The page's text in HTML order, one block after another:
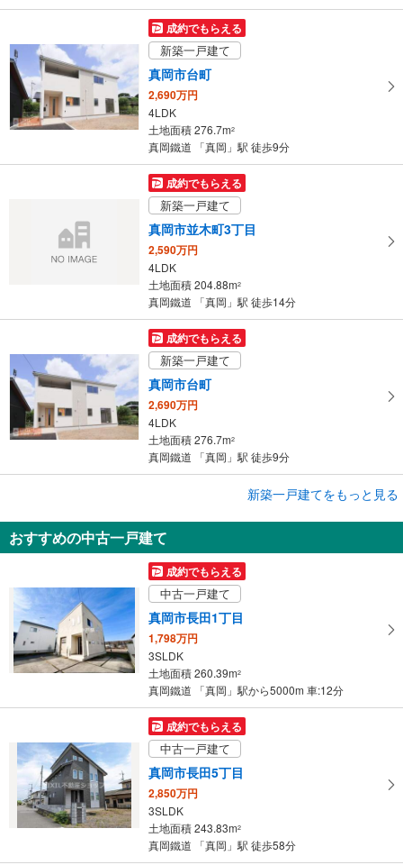
イ
ペ
ー
に
存
成約でもらえる
新築一戸建て
真岡市台町
2,690万円
4LDK
土地面積 276.7m2
真岡鐵道 「真岡」駅 徒歩9分
成約でもらえる
新築一戸建て
真岡市並木町3丁目
2,590万円
4LDK
土地面積 204.88m2
真岡鐵道 「真岡」駅 徒歩14分
成約でもらえる
新築一戸建て
真岡市台町
2,690万円
4LDK
土地面積 276.7m2
真岡鐵道 「真岡」駅 徒歩9分
真岡市台町
2,690万円
4LDK
土地面積 276.7m
真岡鐵道 「真岡」駅 徒歩9分
新築一戸建てをもっと見る
おすすめの中古一戸建て
成約でもらえる
中古一戸建て
真岡市長田1丁目
1,798万円
3SLDK
土地面積 260.39m2
真岡鐵道 「真岡」駅から5000m 車:12分
成約でもらえる
中古一戸建て
真岡市長田5丁目
2,850万円
3SLDK
土地面積 243.83m2
真岡鐵道 「真岡」駅 徒歩58分